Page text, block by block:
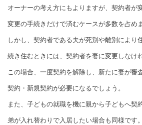
オーナーの考え方にもよりますが、契約者が
変更の手続きだけで済むケースが多数を占めま
しかし、契約者である夫が死別や離別により
続き住むときには、契約者を妻に変更しなけ
この場合、一度契約を解除し、新たに妻が審
契約・新規契約が必要になるでしょう。
また、子どもの就職を機に親から子どもへ契
弟が入れ替わりで入居したい場合も同様です。